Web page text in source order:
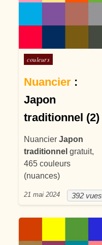
Posté dans
couleurs
Nuancier :
Japon
traditionnel (2)
NuancierJapon
traditionnel gratuit,
465 couleurs
(nuances)
392 vues
21 mai 2024